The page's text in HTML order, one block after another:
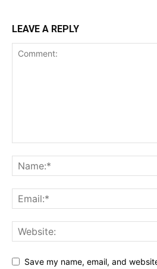
LEAVE A REPLY
Save my name, email, and